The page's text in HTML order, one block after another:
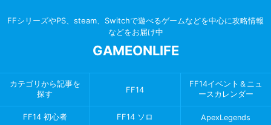
FFシリーズやPS、steam、Switchで遊べるゲームなどを中心に攻略情報
などをお届け中
GAMEONLIFE
カテゴリから記事を
探す
FF14
FF14イベント＆ニュ
ースカレンダー
FF14 初心者 FF14 ソロ ApexLegends